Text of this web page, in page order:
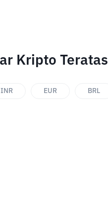
Kripto Teratas
INR EUR BRL